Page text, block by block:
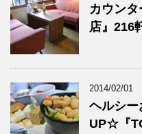
カウン
店』216
2014/02/01
ヘルシー
UP☆『